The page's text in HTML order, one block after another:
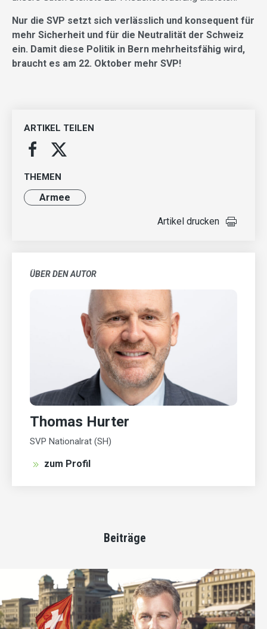
Nur die SVP setzt sich verlässlich und konsequent für
mehr Sicherheit und für die Neutralität der Schweiz
ein. Damit diese Politik in Bern mehrheitsfähig wird,
braucht es am 22. Oktober mehr SVP!
ARTIKEL TEILEN
THEMEN
Armee
Artikel drucken
ÜBER DEN AUTOR
Thomas Hurter
SVP Nationalrat (SH)
zum Profil
Beiträge